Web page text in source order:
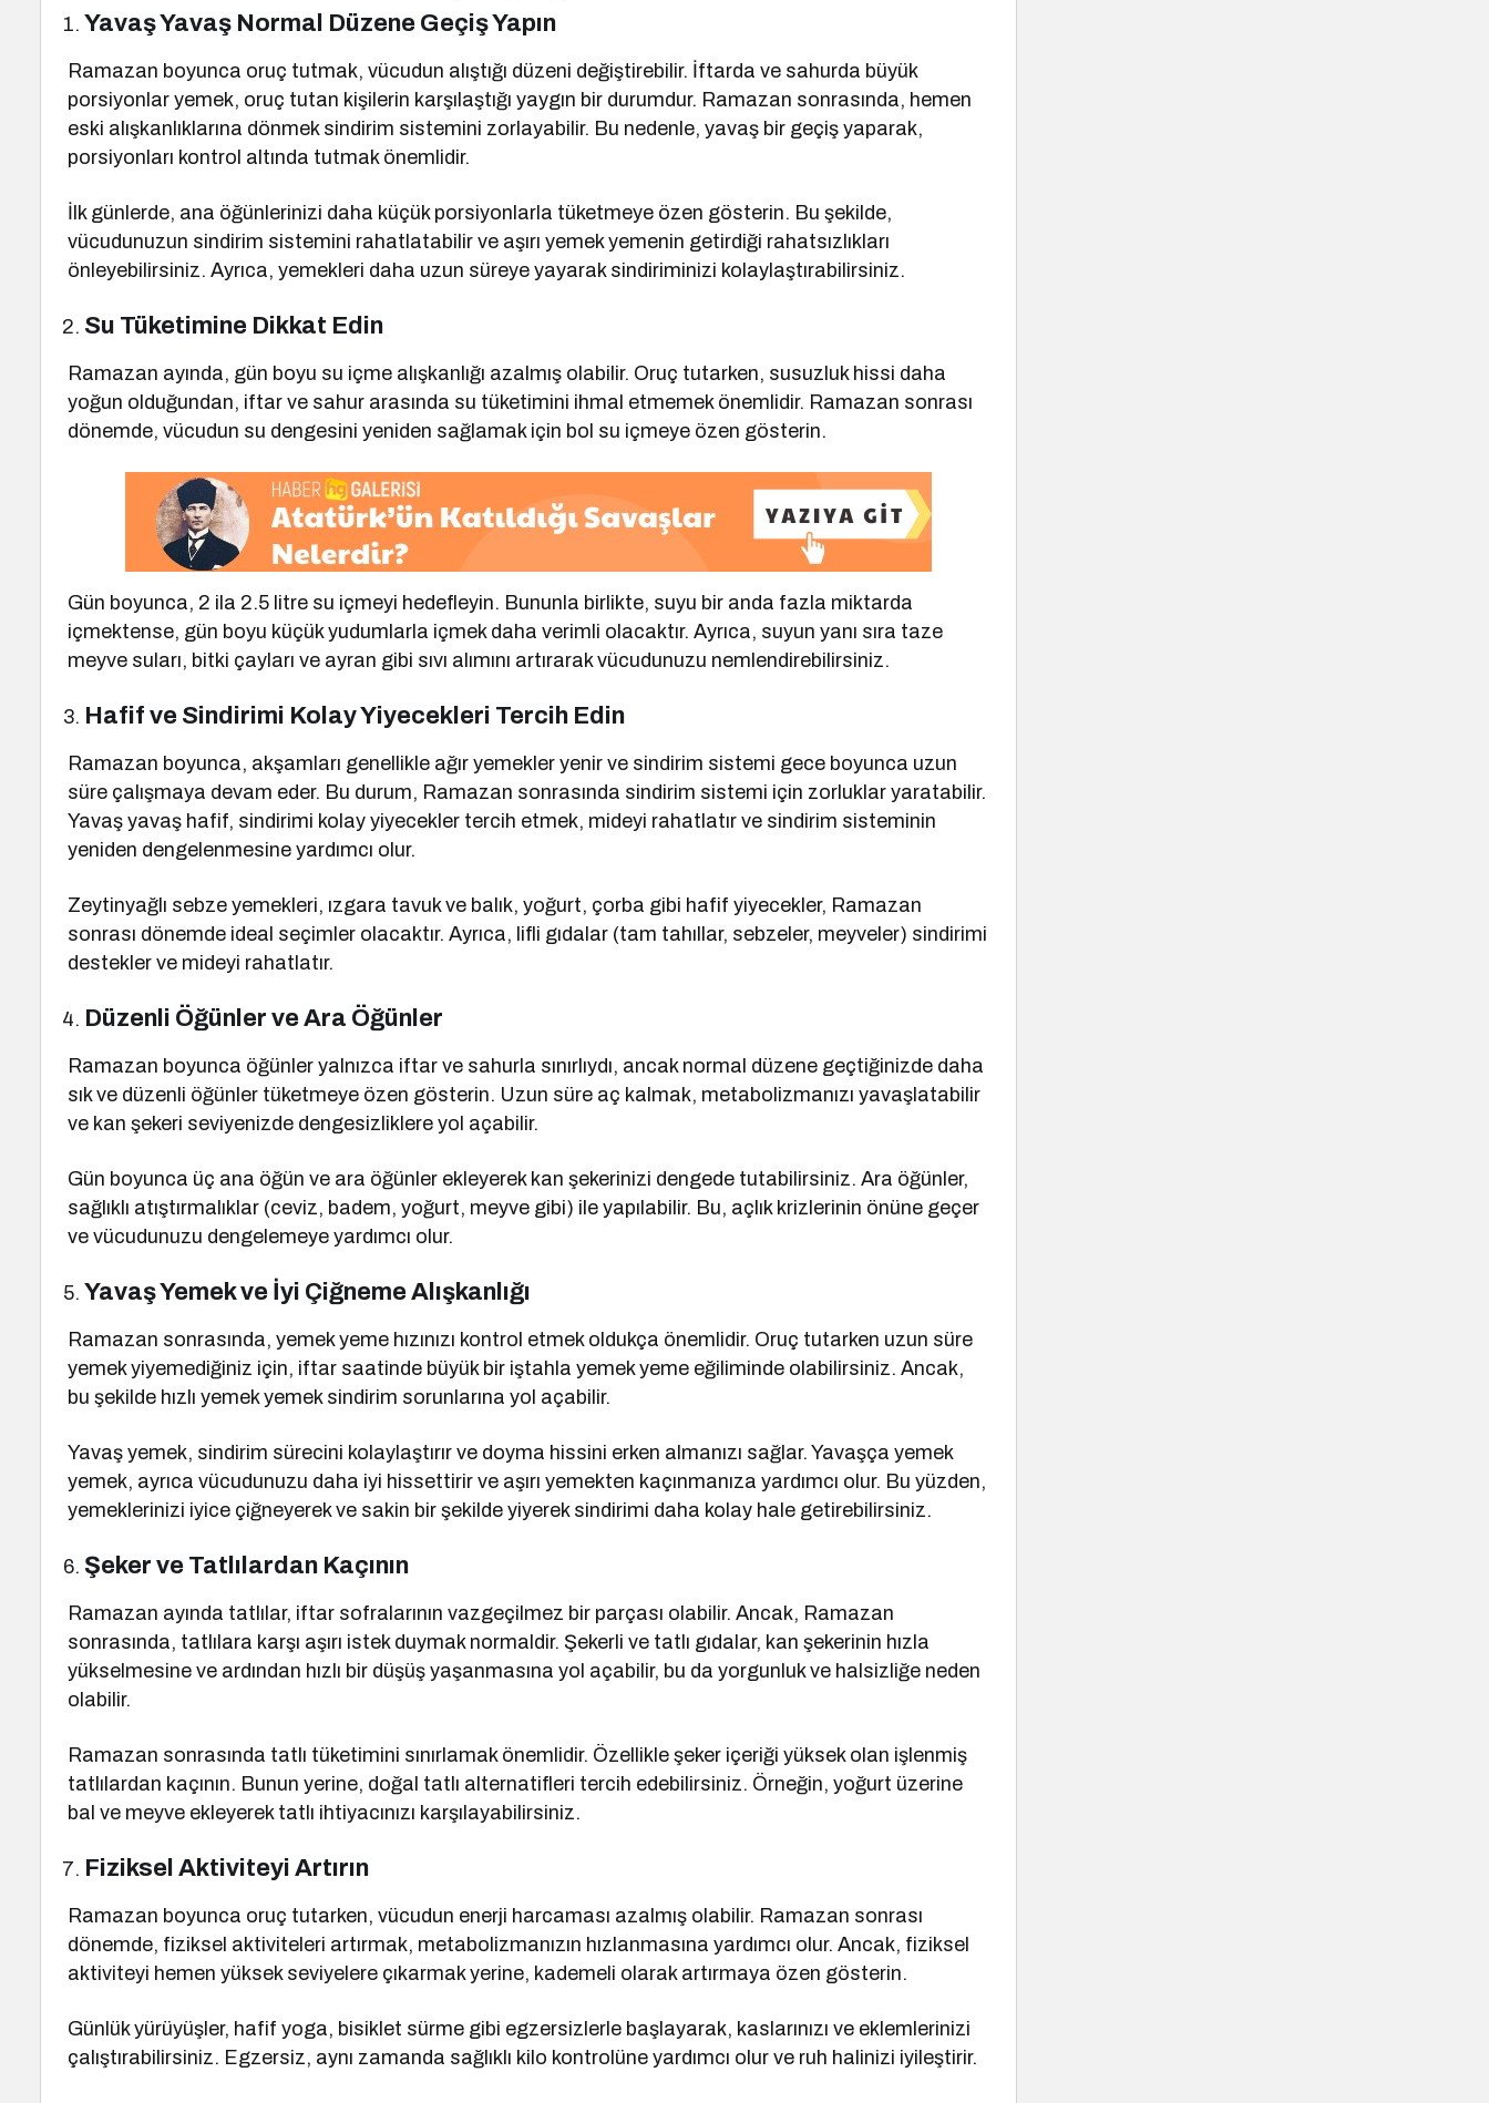
Yavaş Yavaş Normal Düzene Geçiş Yapın
Ramazan boyunca oruç tutmak, vücudun alıştığı düzeni değiştirebilir. İftarda ve sahurda büyük
porsiyonlar yemek, oruç tutan kişilerin karşılaştığı yaygın bir durumdur. Ramazan sonrasında, hemen
eski alışkanlıklarına dönmek sindirim sistemini zorlayabilir. Bu nedenle, yavaş bir geçiş yaparak,
porsiyonları kontrol altında tutmak önemlidir.
İlk günlerde, ana öğünlerinizi daha küçük porsiyonlarla tüketmeye özen gösterin. Bu şekilde,
vücudunuzun sindirim sistemini rahatlatabilir ve aşırı yemek yemenin getirdiği rahatsızlıkları
önleyebilirsiniz. Ayrıca, yemekleri daha uzun süreye yayarak sindiriminizi kolaylaştırabilirsiniz.
Su Tüketimine Dikkat Edin
Ramazan ayında, gün boyu su içme alışkanlığı azalmış olabilir. Oruç tutarken, susuzluk hissi daha
yoğun olduğundan, iftar ve sahur arasında su tüketimini ihmal etmemek önemlidir. Ramazan sonrası
dönemde, vücudun su dengesini yeniden sağlamak için bol su içmeye özen gösterin.
Gün boyunca, 2 ila 2.5 litre su içmeyi hedefleyin. Bununla birlikte, suyu bir anda fazla miktarda
içmektense, gün boyu küçük yudumlarla içmek daha verimli olacaktır. Ayrıca, suyun yanı sıra taze
meyve suları, bitki çayları ve ayran gibi sıvı alımını artırarak vücudunuzu nemlendirebilirsiniz.
Hafif ve Sindirimi Kolay Yiyecekleri Tercih Edin
Ramazan boyunca, akşamları genellikle ağır yemekler yenir ve sindirim sistemi gece boyunca uzun
süre çalışmaya devam eder. Bu durum, Ramazan sonrasında sindirim sistemi için zorluklar yaratabilir.
Yavaş yavaş hafif, sindirimi kolay yiyecekler tercih etmek, mideyi rahatlatır ve sindirim sisteminin
yeniden dengelenmesine yardımcı olur.
Zeytinyağlı sebze yemekleri, ızgara tavuk ve balık, yoğurt, çorba gibi hafif yiyecekler, Ramazan
sonrası dönemde ideal seçimler olacaktır. Ayrıca, lifli gıdalar (tam tahıllar, sebzeler, meyveler) sindirimi
destekler ve mideyi rahatlatır.
Düzenli Öğünler ve Ara Öğünler
Ramazan boyunca öğünler yalnızca iftar ve sahurla sınırlıydı, ancak normal düzene geçtiğinizde daha
sık ve düzenli öğünler tüketmeye özen gösterin. Uzun süre aç kalmak, metabolizmanızı yavaşlatabilir
ve kan şekeri seviyenizde dengesizliklere yol açabilir.
Gün boyunca üç ana öğün ve ara öğünler ekleyerek kan şekerinizi dengede tutabilirsiniz. Ara öğünler,
sağlıklı atıştırmalıklar (ceviz, badem, yoğurt, meyve gibi) ile yapılabilir. Bu, açlık krizlerinin önüne geçer
ve vücudunuzu dengelemeye yardımcı olur.
Yavaş Yemek ve İyi Çiğneme Alışkanlığı
Ramazan sonrasında, yemek yeme hızınızı kontrol etmek oldukça önemlidir. Oruç tutarken uzun süre
yemek yiyemediğiniz için, iftar saatinde büyük bir iştahla yemek yeme eğiliminde olabilirsiniz. Ancak,
bu şekilde hızlı yemek yemek sindirim sorunlarına yol açabilir.
Yavaş yemek, sindirim sürecini kolaylaştırır ve doyma hissini erken almanızı sağlar. Yavaşça yemek
yemek, ayrıca vücudunuzu daha iyi hissettirir ve aşırı yemekten kaçınmanıza yardımcı olur. Bu yüzden,
yemeklerinizi iyice çiğneyerek ve sakin bir şekilde yiyerek sindirimi daha kolay hale getirebilirsiniz.
Şeker ve Tatlılardan Kaçının
Ramazan ayında tatlılar, iftar sofralarının vazgeçilmez bir parçası olabilir. Ancak, Ramazan
sonrasında, tatlılara karşı aşırı istek duymak normaldir. Şekerli ve tatlı gıdalar, kan şekerinin hızla
yükselmesine ve ardından hızlı bir düşüş yaşanmasına yol açabilir, bu da yorgunluk ve halsizliğe neden
olabilir.
Ramazan sonrasında tatlı tüketimini sınırlamak önemlidir. Özellikle şeker içeriği yüksek olan işlenmiş
tatlılardan kaçının. Bunun yerine, doğal tatlı alternatifleri tercih edebilirsiniz. Örneğin, yoğurt üzerine
bal ve meyve ekleyerek tatlı ihtiyacınızı karşılayabilirsiniz.
Fiziksel Aktiviteyi Artırın
Ramazan boyunca oruç tutarken, vücudun enerji harcaması azalmış olabilir. Ramazan sonrası
dönemde, fiziksel aktiviteleri artırmak, metabolizmanızın hızlanmasına yardımcı olur. Ancak, fiziksel
aktiviteyi hemen yüksek seviyelere çıkarmak yerine, kademeli olarak artırmaya özen gösterin.
Günlük yürüyüşler, hafif yoga, bisiklet sürme gibi egzersizlerle başlayarak, kaslarınızı ve eklemlerinizi
çalıştırabilirsiniz. Egzersiz, aynı zamanda sağlıklı kilo kontrolüne yardımcı olur ve ruh halinizi iyileştirir.